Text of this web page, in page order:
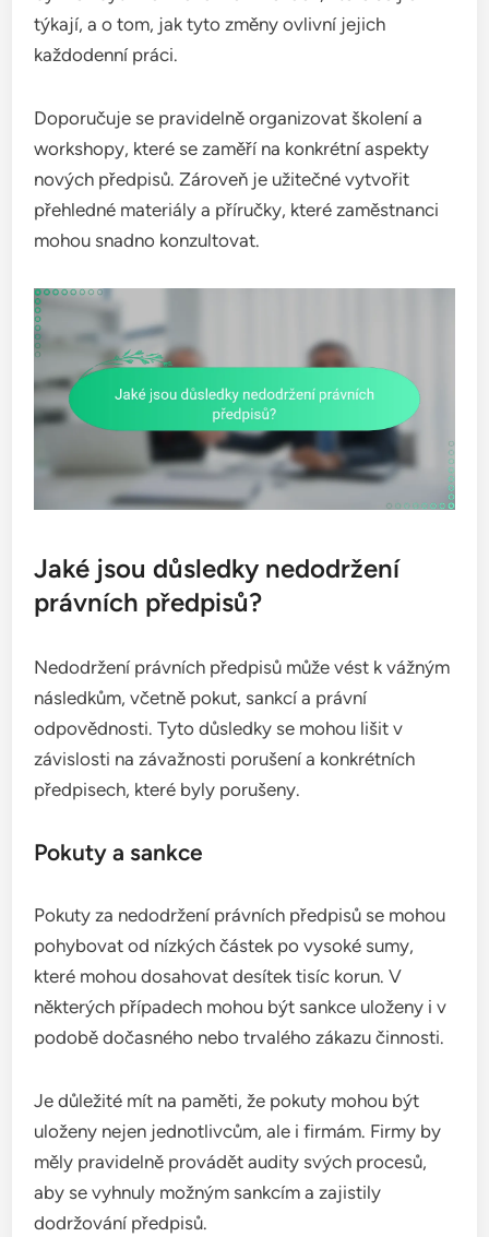
týkají, a o tom, jak tyto změny ovlivní jejich
každodenní práci.
Doporučuje se pravidelně organizovat školení a
workshopy, které se zaměří na konkrétní aspekty
nových předpisů. Zároveň je užitečné vytvořit
přehledné materiály a příručky, které zaměstnanci
mohou snadno konzultovat.
Jaké jsou důsledky nedodržení
právních předpisů?
Nedodržení právních předpisů může vést k vážným
následkům, včetně pokut, sankcí a právní
odpovědnosti. Tyto důsledky se mohou lišit v
závislosti na závažnosti porušení a konkrétních
předpisech, které byly porušeny.
Pokuty a sankce
Pokuty za nedodržení právních předpisů se mohou
pohybovat od nízkých částek po vysoké sumy,
které mohou dosahovat desítek tisíc korun. V
některých případech mohou být sankce uloženy i v
podobě dočasného nebo trvalého zákazu činnosti.
Je důležité mít na paměti, že pokuty mohou být
uloženy nejen jednotlivcům, ale i firmám. Firmy by
měly pravidelně provádět audity svých procesů,
aby se vyhnuly možným sankcím a zajistily
dodržování předpisů.